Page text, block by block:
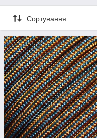
Сортування